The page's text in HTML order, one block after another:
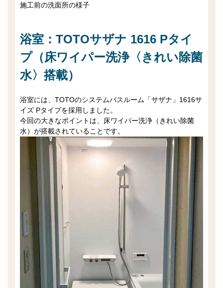
施工前の洗面所の様子
浴室：TOTOサザナ 1616 Pタイ
プ（床ワイパー洗浄〈きれい除菌
水〉搭載）
浴室には、TOTOのシステムバスルーム「サザナ」1616サ
イズ Pタイプを採用しました。
今回の大きなポイントは、床ワイパー洗浄（きれい除菌
水）が搭載されていることです。